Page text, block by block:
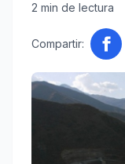
2 min de lectura
Compartir: